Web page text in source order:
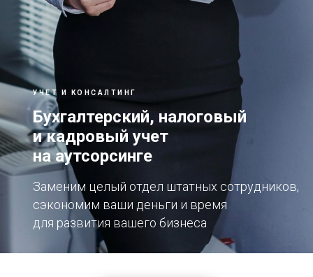
УЧЕТ И КОНСАЛТИНГ
Бухгалтерский, налоговый
и кадровый учет
на аутсорсинге
Заменим целый отдел штатных сотрудников,
сэкономим ваши деньги и время
для развития вашего бизнеса